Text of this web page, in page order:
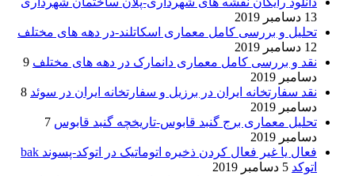
13 دسامبر 2019
تحلیل و بررسی کامل معماری اسکاتلند-در دهه های مختلف
12 دسامبر 2019
نقد و بررسی کامل معماری دانمارک در دهه های مختلف 9
دسامبر 2019
نقد سفارتخانه ایران در برزیل و سفارتخانه ایران در سوئد 8
دسامبر 2019
تحلیل معماری برج گنبد قابوس-تاریخچه گنبد قابوس 7
دسامبر 2019
فعال یا غیر فعال کردن ذخیره اتوماتیک در اتوکد-پسوند bak
اتوکد 5 دسامبر 2019